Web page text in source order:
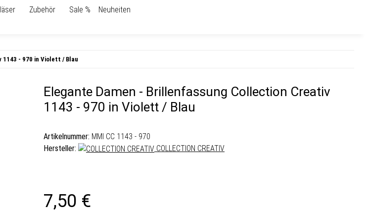
Zubehör Sale % Neuheiten
- 970 in Violett / Blau
Elegante Damen - Brillenfassung Collection Creativ
1143 - 970 in Violett / Blau
Artikelnummer: MMI CC 1143 - 970
Hersteller:
COLLECTION CREATIV
7,50 €